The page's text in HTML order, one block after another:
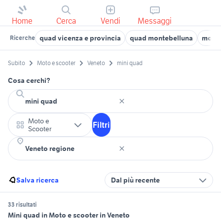
Home Cerca Vendi Messaggi
Ricerche quad vicenza e provincia quad montebelluna moto
Subito Moto e scooter Veneto mini quad
Cosa cerchi?
Moto e
Scooter
Filtri
Salva ricerca Dal più recente
33 risultati
Mini quad in Moto e scooter in Veneto